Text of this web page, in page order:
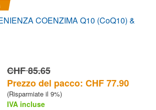
COENZIMA Q10 (CoQ10) &
CHF 85.65
Prezzo del pacco: CHF 77.90
(Risparmiate il 9%)
IVA incluse